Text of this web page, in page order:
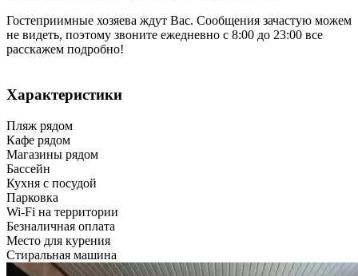
Гостеприимные хозяева ждут Вас. Сообщения зачастую можем
не видеть, поэтому звоните ежедневно с 8:00 до 23:00 все
расскажем подробно!
Характеристики
Пляж рядом
Кафе рядом
Магазины рядом
Бассейн
Кухня с посудой
Парковка
Wi-Fi на территории
Безналичная оплата
Место для курения
Стиральная машина